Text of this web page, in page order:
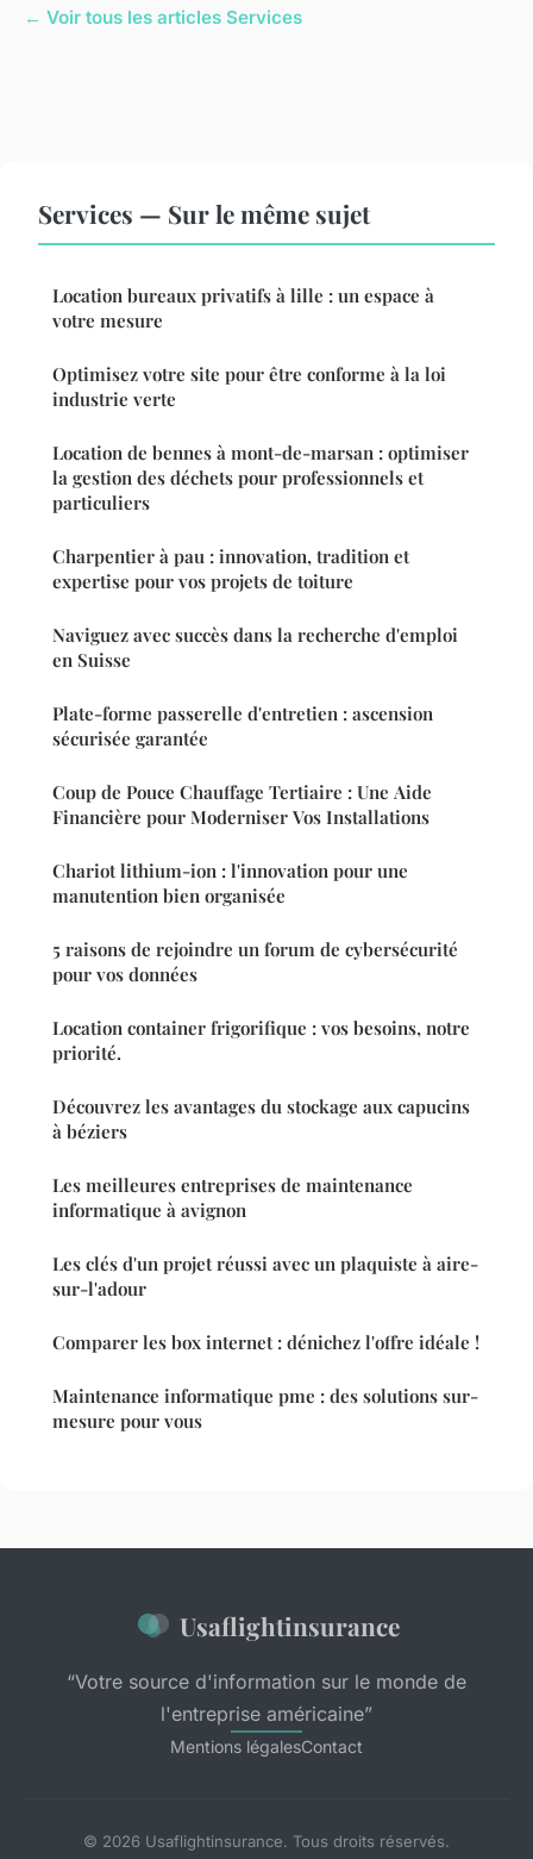
← Voir tous les articles Services
Services — Sur le même sujet
Location bureaux privatifs à lille : un espace à
votre mesure
Optimisez votre site pour être conforme à la loi
industrie verte
Location de bennes à mont-de-marsan : optimiser
la gestion des déchets pour professionnels et
particuliers
Charpentier à pau : innovation, tradition et
expertise pour vos projets de toiture
Naviguez avec succès dans la recherche d'emploi
en Suisse
Plate-forme passerelle d'entretien : ascension
sécurisée garantée
Coup de Pouce Chauffage Tertiaire : Une Aide
Financière pour Moderniser Vos Installations
Chariot lithium-ion : l'innovation pour une
manutention bien organisée
5 raisons de rejoindre un forum de cybersécurité
pour vos données
Location container frigorifique : vos besoins, notre
priorité.
Découvrez les avantages du stockage aux capucins
à béziers
Les meilleures entreprises de maintenance
informatique à avignon
Les clés d'un projet réussi avec un plaquiste à aire-
sur-l'adour
Comparer les box internet : dénichez l'offre idéale !
Maintenance informatique pme : des solutions sur-
mesure pour vous
Usaflightinsurance
“Votre source d'information sur le monde de
l'entreprise américaine”
Mentions légalesContact
© 2026 Usaflightinsurance. Tous droits réservés.